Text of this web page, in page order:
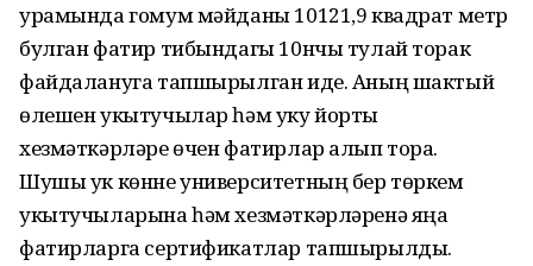
урамында гомум мәйданы 10121,9 квадрат метр
булган фатир тибындагы 10нчы тулай торак
файдалануга тапшырылган иде. Аның шактый
өлешен укытучылар һәм уку йорты
хезмәткәрләре өчен фатирлар алып тора.
Шушы ук көнне университетның бер төркем
укытучыларына һәм хезмәткәрләренә яңа
фатирларга сертификатлар тапшырылды.